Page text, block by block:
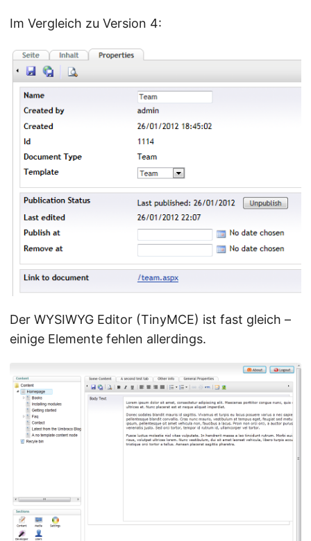
Im Vergleich zu Version 4:
Der WYSIWYG Editor (TinyMCE) ist fast gleich –
einige Elemente fehlen allerdings.